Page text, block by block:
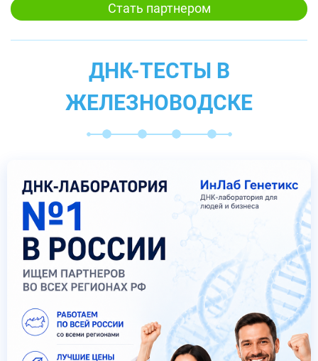
Стать партнером
ДНК-ТЕСТЫ В
ЖЕЛЕЗНОВОДСКЕ